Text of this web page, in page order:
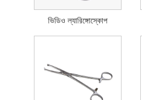
ভিডিও ল্যারিঙ্গোস্কোপ